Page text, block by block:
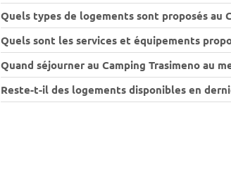
Quels types de logements sont proposés au
Quels sont les services et équipements
Quand séjourner au Camping Trasimeno au
Reste-t-il des logements disponibles en